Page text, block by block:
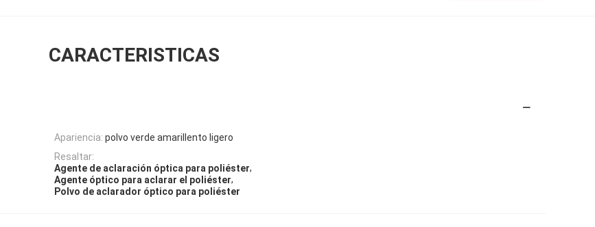
CARACTERISTICAS
Apariencia: polvo verde amarillento ligero
Resaltar:
Agente de aclaración óptica para poliéster,
Agente óptico para aclarar el poliéster,
Polvo de aclarador óptico para poliéster